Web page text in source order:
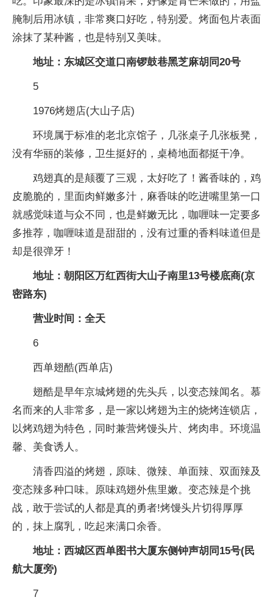
腌制后用冰镇，非常爽口好吃，特别爱。烤面包片表面
涂抹了某种酱，也是特别又美味。
地址：东城区交道口南锣鼓巷黑芝麻胡同20号
5
1976烤翅店(大山子店)
环境属于标准的老北京馆子，几张桌子几张板凳，
没有华丽的装修，卫生挺好的，桌椅地面都挺干净。
鸡翅真的是颠覆了三观，太好吃了！酱香味的，鸡
皮脆脆的，里面肉鲜嫩多汁，麻香味的吃进嘴里第一口
就感觉味道与众不同，也是鲜嫩无比，咖喱味一定要多
多推荐，咖喱味道是甜甜的，没有过重的香料味道但是
却是很弹牙！
地址：朝阳区万红西街大山子南里13号楼底商(京
密路东)
营业时间：全天
6
西单翅酷(西单店)
翅酷是早年京城烤翅的先头兵，以变态辣闻名。慕
名而来的人非常多，是一家以烤翅为主的烧烤连锁店，
以烤鸡翅为特色，同时兼营烤馒头片、烤肉串。环境温
馨、美食诱人。
清香四溢的烤翅，原味、微辣、单面辣、双面辣及
变态辣多种口味。原味鸡翅外焦里嫩。变态辣是个挑
战，敢于尝试的人都是真的勇者!烤馒头片切得厚厚
的，抹上腐乳，吃起来满口余香。
地址：西城区西单图书大厦东侧钟声胡同15号(民
航大厦旁)
7